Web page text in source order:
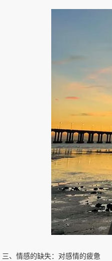
三、情感的缺失：对感情的疲惫